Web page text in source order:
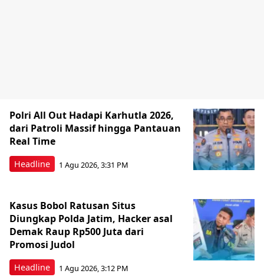
Headline
Polri All Out Hadapi Karhutla 2026,
dari Patroli Massif hingga Pantauan
Real Time
1 Agu 2026, 3:31 PM
Headline
Kasus Bobol Ratusan Situs
Diungkap Polda Jatim, Hacker asal
Demak Raup Rp500 Juta dari
Promosi Judol
1 Agu 2026, 3:12 PM